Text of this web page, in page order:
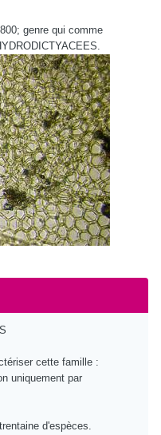
genre qui comme
cette famille :
uniquement par
d'espèces.